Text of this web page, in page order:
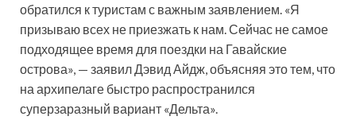
обратился к туристам с важным заявлением. «Я
призываю всех не приезжать к нам. Сейчас не самое
подходящее время для поездки на Гавайские
острова», — заявил Дэвид Айдж, объясняя это тем, что
на архипелаге быстро распространился
суперзаразный вариант «Дельта».